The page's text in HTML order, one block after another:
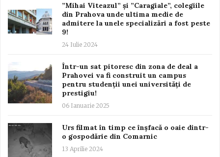
”Mihai Viteazul” și ”Caragiale”, colegiile
din Prahova unde ultima medie de
admitere la unele specializări a fost peste
9!
24 Iulie 2024
Într-un sat pitoresc din zona de deal a
Prahovei va fi construit un campus
pentru studenții unei universități de
prestigiu!
06 Ianuarie 2025
Urs filmat în timp ce înșfacă o oaie dintr-
o gospodărie din Comarnic
13 Aprilie 2024